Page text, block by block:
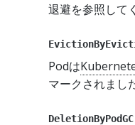
退避を参照して
Podは
マークされまし
DeletionByPodGC